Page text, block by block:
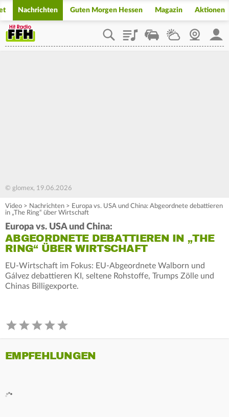
Nachrichten Guten Morgen Hessen Magazin Aktionen
PlaylistStaupilotWetterWebcam
© glomex, 19.06.2026
Video > Nachrichten > Europa vs. USA und China: Abgeordnete debattieren
in „The Ring“ über Wirtschaft
Europa vs. USA und China:
ABGEORDNETE DEBATTIEREN IN „THE
RING“ ÜBER WIRTSCHAFT
EU-Wirtschaft im Fokus: EU-Abgeordnete Walborn und
Gálvez debattieren KI, seltene Rohstoffe, Trumps Zölle und
Chinas Billigexporte.
EMPFEHLUNGEN